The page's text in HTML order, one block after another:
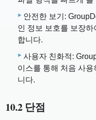
안전한 보기:
인 정보 보호를 보장
합니다.
사용자 친화적:
이스를 통해 처음 사
니다.
10.2 단점